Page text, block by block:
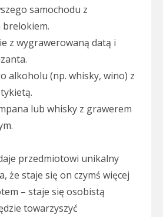
samochodu z
z wygrawerowaną datą i
alkoholu (np. whisky, wino) z
lub whisky z grawerem
przedmiotowi unikalny
że staje się on czymś więcej
– staje się osobistą
towarzyszyć